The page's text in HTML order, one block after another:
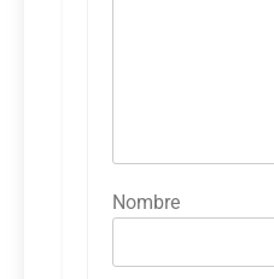
Nombre